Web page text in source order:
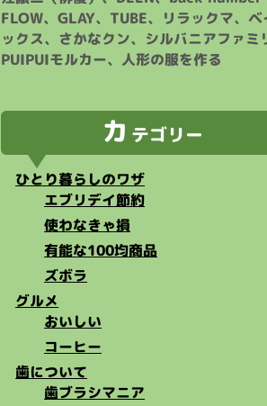
FLOW、GLAY、TUBE、リラックマ、ベ
ックス、さかなクン、シルバニアファミ
PUIPUIモルカー、人形の服を作る
カ テゴリー
ひとり暮らしのワザ
エブリデイ節約
使わなきゃ損
有能な100均商品
ズボラ
グルメ
おいしい
コーヒー
歯について
歯ブラシマニア